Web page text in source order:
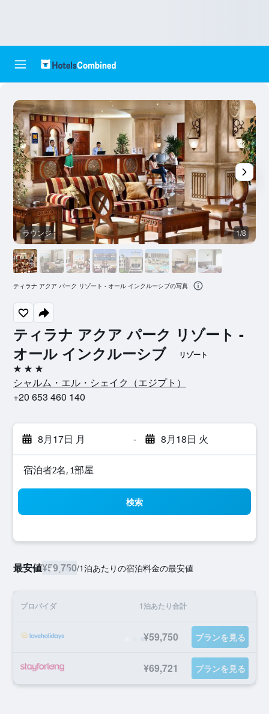
ティラナ アクア パーク リゾート -
オール インクルーシブ
リゾート
3つ星
シャルム・エル・シェイク​（エジプト​）​
+20 653 460 140
8月17日 月 - 8月18日 火
宿泊者2名, 1​部屋
検索
最安値¥59,750/1泊あたりの宿泊料金の最安値
プロバイダ 1泊あたり合計
¥59,750 プランを見る
¥69,721 プランを見る
ラウンジ 1/8
ティラナ アクア パーク リゾート - オール インクルーシブの写真